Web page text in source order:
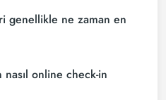
genellikle ne zaman en
online check-in